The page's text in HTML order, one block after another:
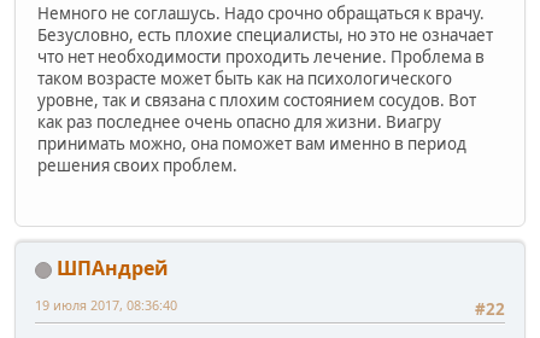
Немного не соглашусь. Надо срочно обращаться к врачу.
Безусловно, есть плохие специалисты, но это не означает
что нет необходимости проходить лечение. Проблема в
таком возрасте может быть как на психологического
уровне, так и связана с плохим состоянием сосудов. Вот
как раз последнее очень опасно для жизни. Виагру
принимать можно, она поможет вам именно в период
решения своих проблем.
ШПАндрей
#22
19 июля 2017, 08:36:40